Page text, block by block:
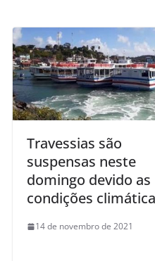
Travessias são
suspensas neste
domingo devido as
condições
14 de novembro de 2021